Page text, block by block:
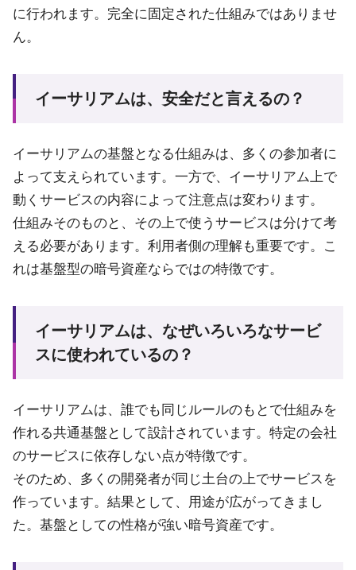
に行われます。完全に固定された仕組みではありませ
ん。
イーサリアムは、安全だと言えるの？
イーサリアムの基盤となる仕組みは、多くの参加者に
よって支えられています。一方で、イーサリアム上で
動くサービスの内容によって注意点は変わります。
仕組みそのものと、その上で使うサービスは分けて考
える必要があります。利用者側の理解も重要です。こ
れは基盤型の暗号資産ならではの特徴です。
イーサリアムは、なぜいろいろなサービ
スに使われているの？
イーサリアムは、誰でも同じルールのもとで仕組みを
作れる共通基盤として設計されています。特定の会社
のサービスに依存しない点が特徴です。
そのため、多くの開発者が同じ土台の上でサービスを
作っています。結果として、用途が広がってきまし
た。基盤としての性格が強い暗号資産です。